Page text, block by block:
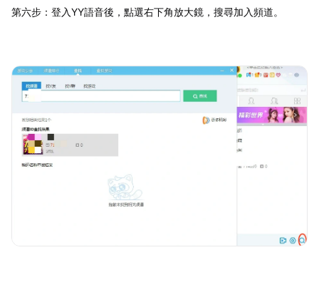
第六步：登入YY語音後，點選右下角放大鏡，搜尋加入頻道。